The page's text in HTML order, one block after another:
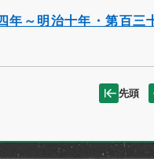
年～明治十年・第百
先頭